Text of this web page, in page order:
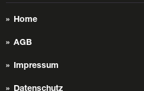
Home
AGB
Impressum
Datenschutz